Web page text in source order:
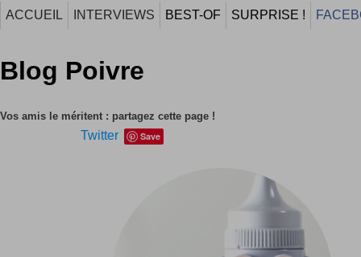
ACCUEIL INTERVIEWS BEST-OF SURPRISE !
Blog Poivre
Vos amis le méritent : partagez cette page !
Twitter Save